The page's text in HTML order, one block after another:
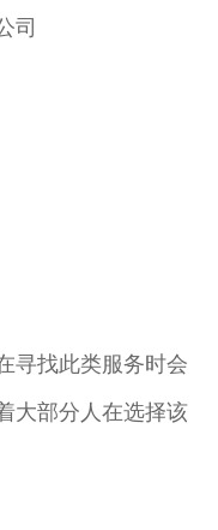
司
寻找此类服务时会
大部分人在选择该